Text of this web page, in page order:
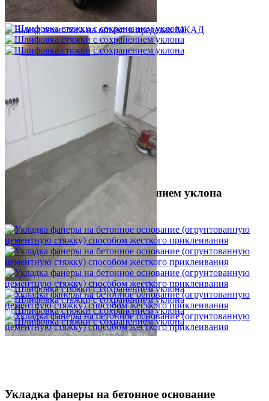
3 500 ₽
Шлифовка стяжки с сохранением уклона
1 500 ₽
Укладка фанеры на бетонное основание